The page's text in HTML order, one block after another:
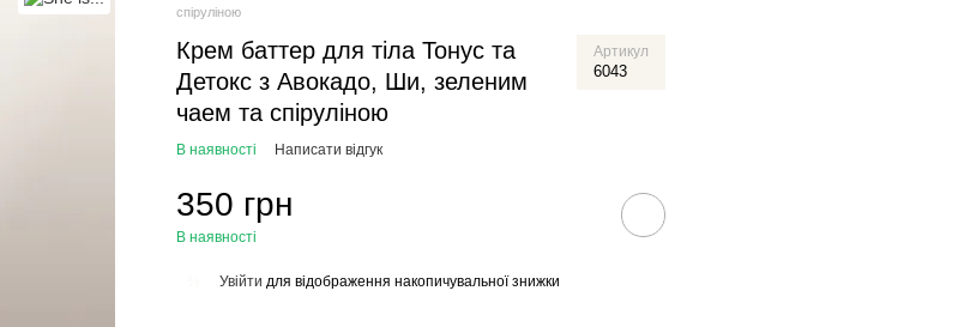
спіруліною
Крем баттер для тіла Тонус та
Детокс з Авокадо, Ши, зеленим
чаем та спіруліною
Артикул
6043
В наявності Написати відгук
350 грн
В наявності
Увійти для відображення накопичувальної знижки